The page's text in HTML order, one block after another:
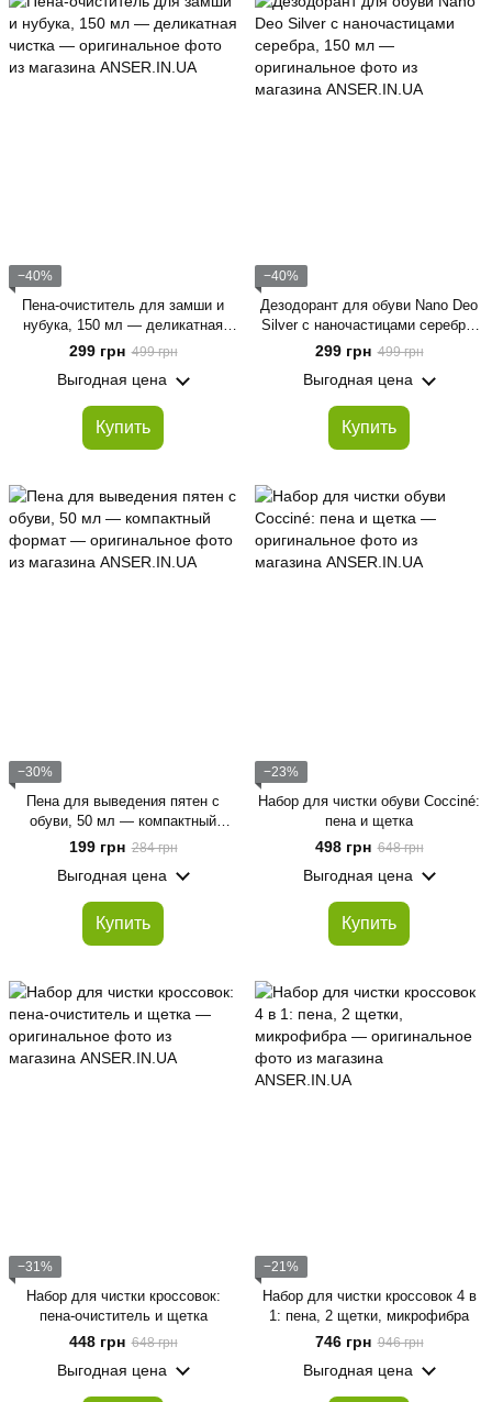
−40%
Пена-очиститель для замши и
нубука, 150 мл — деликатная
чистка
299 грн 499 грн
Выгодная цена
Купить
−40%
Дезодорант для обуви Nano Deo
Silver с наночастицами серебра,
150 мл
299 грн 499 грн
Выгодная цена
Купить
−30%
Пена для выведения пятен с
обуви, 50 мл — компактный
формат
199 грн 284 грн
Выгодная цена
Купить
−23%
Набор для чистки обуви Cocciné:
пена и щетка
498 грн 648 грн
Выгодная цена
Купить
−31%
Набор для чистки кроссовок:
пена-очиститель и щетка
448 грн 648 грн
Выгодная цена
−21%
Набор для чистки кроссовок 4 в
1: пена, 2 щетки, микрофибра
746 грн 946 грн
Выгодная цена